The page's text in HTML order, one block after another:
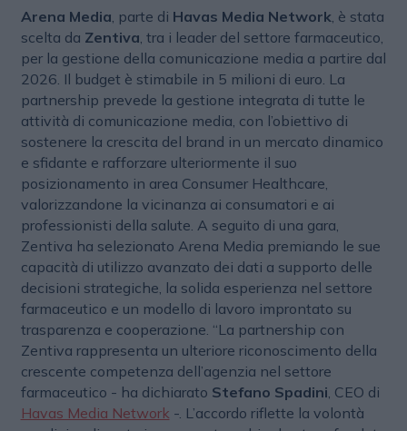
Arena Media , parte di Havas Media Network , è stata
scelta da Zentiva , tra i leader del settore farmaceutico,
per la gestione della comunicazione media a partire dal
2026. Il budget è stimabile in 5 milioni di euro. La
partnership prevede la gestione integrata di tutte le
attività di comunicazione media, con l’obiettivo di
sostenere la crescita del brand in un mercato dinamico
e sfidante e rafforzare ulteriormente il suo
posizionamento in area Consumer Healthcare,
valorizzandone la vicinanza ai consumatori e ai
professionisti della salute. A seguito di una gara,
Zentiva ha selezionato Arena Media premiando le sue
capacità di utilizzo avanzato dei dati a supporto delle
decisioni strategiche, la solida esperienza nel settore
farmaceutico e un modello di lavoro improntato su
trasparenza e cooperazione. “La partnership con
Zentiva rappresenta un ulteriore riconoscimento della
crescente competenza dell’agenzia nel settore
farmaceutico - ha dichiarato Stefano Spadini , CEO di
Havas Media Network -. L’accordo riflette la volontà